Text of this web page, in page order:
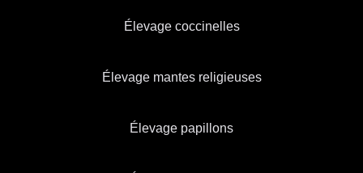
Élevage coccinelles
Élevage mantes religieuses
Élevage papillons